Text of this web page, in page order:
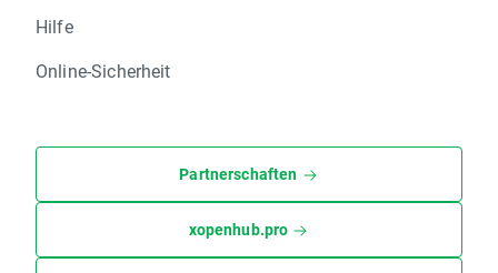
Hilfe
Online-Sicherheit
Partnerschaften
xopenhub.pro